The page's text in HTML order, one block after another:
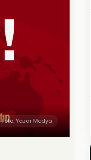
Foto: Yazar Medya